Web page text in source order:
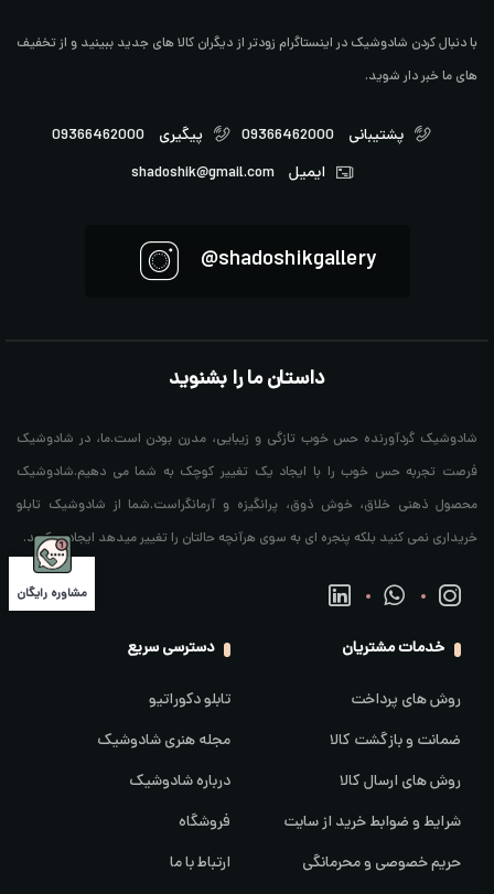
با دنبال کردن شادوشیک در اینستاگرام زودتر از دیگران کالا های جدید ببینید و از تخفیف
های ما خبر دار شوید.
پشتیبانی 09366462000 پیگیری
09366462000
ایمیل
shadoshik@gmail.com
shadoshikgallery@
داستان ما را بشنوید
شادوشیک گردآورنده حس خوب تازگی و زیبایی، مدرن بودن است.ما، در شادوشیک
فرصت تجربه حس خوب را با ایجاد یک تغییر کوچک به شما می دهیم.شادوشیک
محصول ذهنی خلاق، خوش ذوق، پرانگیزه و آرمانگراست.شما از شادوشیک تابلو
خریداری نمی کنید بلکه پنجره ای به سوی هرآنچه حالتان را تغییر میدهد ایجاد میکنید.
خدمات مشتریان
روش های پرداخت
ضمانت و بازگشت کالا
روش های ارسال کالا
شرایط و ضوابط خرید از سایت
حریم خصوصی و محرمانگی
دسترسی سریع
تابلو دکوراتیو
مجله هنری شادوشیک
درباره شادوشیک
فروشگاه
ارتباط با ما
مشاوره رایگان